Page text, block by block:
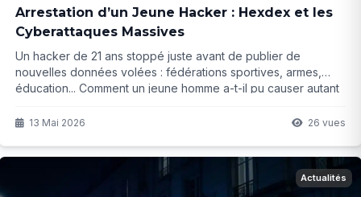
Arrestation d’un Jeune Hacker : Hexdex et les
Cyberattaques Massives
Un hacker de 21 ans stoppé juste avant de publier de
nouvelles données volées : fédérations sportives, armes,
éducation... Comment un jeune homme a-t-il pu causer autant
systèmes.
13 Mai 2026 26 vues
Actualités